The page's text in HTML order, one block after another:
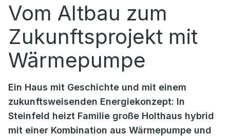
Vom Altbau zum
Zukunftsprojekt mit
Wärmepumpe
Ein Haus mit Geschichte und mit einem
zukunftsweisenden Energiekonzept: In
Steinfeld heizt Familie große Holthaus hybrid
mit einer Kombination aus Wärmepumpe und